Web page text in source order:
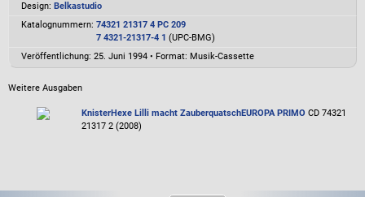
Design: Belkastudio
Katalognummern: 74321 21317 4 PC 209
7 4321-21317-4 1 (UPC-BMG)
Veröffentlichung: 25. Juni 1994 • Format: Musik-Cassette
Weitere Ausgaben
KnisterHexe Lilli macht ZauberquatschEUROPA PRIMO CD 74321
21317 2 (2008)